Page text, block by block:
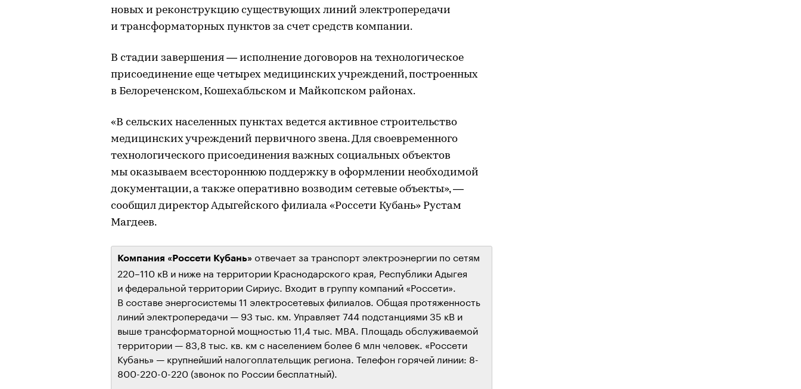
новых и реконструкцию существующих линий электропередачи
и трансформаторных пунктов за счет средств компании.
В стадии завершения — исполнение договоров на технологическое
присоединение еще четырех медицинских учреждений, построенных
в Белореченском, Кошехабльском и Майкопском районах.
«В сельских населенных пунктах ведется активное строительство
медицинских учреждений первичного звена. Для своевременного
технологического присоединения важных социальных объектов
мы оказываем всестороннюю поддержку в оформлении необходимой
документации, а также оперативно возводим сетевые объекты», —
сообщил директор Адыгейского филиала «Россети Кубань» Рустам
Магдеев.
Компания «Россети Кубань» отвечает за транспорт электроэнергии по сетям
220–110 кВ и ниже на территории Краснодарского края, Республики Адыгея
и федеральной территории Сириус. Входит в группу компаний «Россети».
В составе энергосистемы 11 электросетевых филиалов. Общая протяженность
линий электропередачи — 93 тыс. км. Управляет 744 подстанциями 35 кВ и
выше трансформаторной мощностью 11,4 тыс. МВА. Площадь обслуживаемой
территории — 83,8 тыс. кв. км с населением более 6 млн человек. «Россети
Кубань» — крупнейший налогоплательщик региона. Телефон горячей линии: 8-
800-220-0-220 (звонок по России бесплатный).